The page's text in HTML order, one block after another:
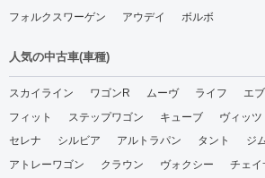
フォルクスワーゲン
アウデイ ボルボ
人気の中古車(車種)
スカイライン ワゴンR ムーヴ ライフ エ
フィット
ステップワゴン キューブ ヴィッツ
セレナ
シルビア アルトラパン タント
ジ
アトレーワゴン
クラウン ヴォクシー チェイ